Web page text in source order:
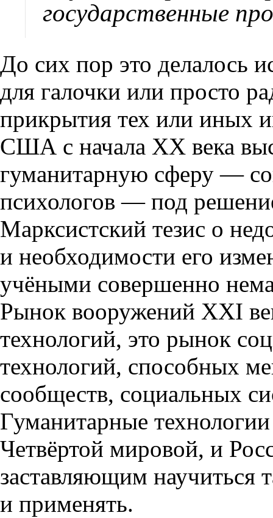
государственные
До сих пор это делалось
для галочки или просто
прикрытия тех или иных
США с начала ХХ века
гуманитарную сферу —
психологов — под
Марксистский тезис о
и необходимости его
учёными совершенно
Рынок вооружений ХХI
технологий, это рынок
технологий, способных
сообществ, социальных
Гуманитарные
Четвёртой мировой, и
заставляющим научиться
и применять.